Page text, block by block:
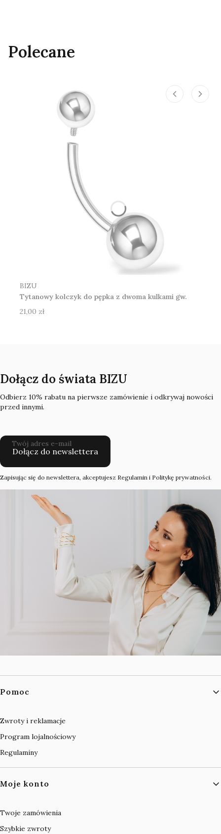
Polecane
Tytanowy kolczyk do pępka z dwoma kulkami gw.
wewnętrzny
Producent
BIZU
Cena
21,00 zł
Dołącz do świata BIZU
Odbierz 10% rabatu na pierwsze zamówienie i odkrywaj nowości
przed innymi.
Twój adres e-mail
Dołącz do newslettera
Zapisując się do newslettera, akceptujesz Regulamin i Politykę prywatności.
Linki w stopce
Pomoc
Zwroty i reklamacje
Program lojalnościowy
Regulaminy
Moje konto
Twoje zamówienia
Szybkie zwroty